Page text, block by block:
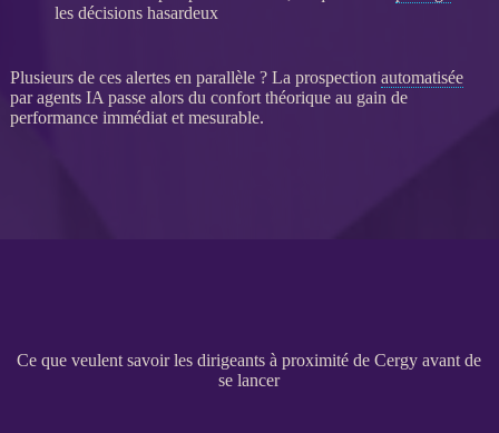
les décisions hasardeux
Plusieurs de ces alertesen parallèle ? La prospection automatisée
paragents IA passe alors du confort théorique au gain de
performance immédiat et mesurable.
Ce que veulent savoir les dirigeants à proximité de Cergy avant de
se lancer